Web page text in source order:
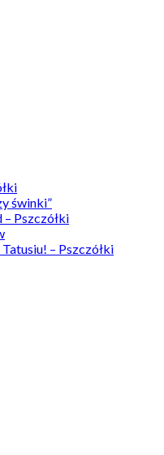
świnki”
Pszczółki
– Pszczółki